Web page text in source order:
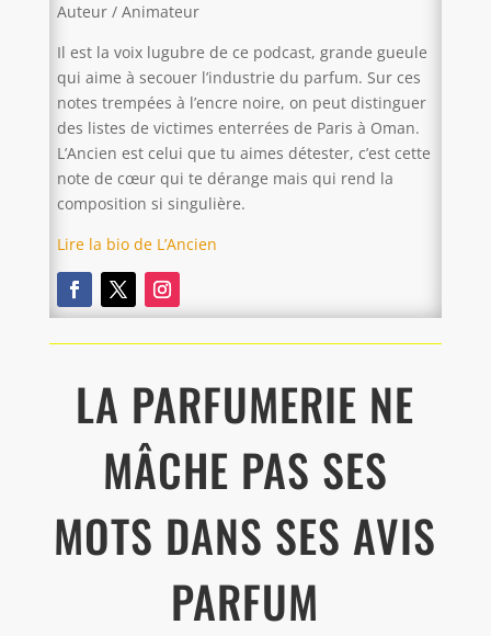
Auteur / Animateur
Il est la voix lugubre de ce podcast, grande gueule
qui aime à secouer l’industrie du parfum. Sur ces
notes trempées à l’encre noire, on peut distinguer
des listes de victimes enterrées de Paris à Oman.
L’Ancien est celui que tu aimes détester, c’est cette
note de cœur qui te dérange mais qui rend la
composition si singulière.
Lire la bio de L’Ancien
LA PARFUMERIE NE
MÂCHE PAS SES
MOTS DANS SES AVIS
PARFUM